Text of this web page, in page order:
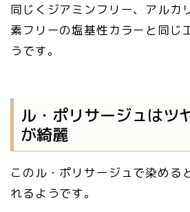
同じくジアミンフリー、アルカ
素フリーの塩基性カラーと同じ
うです。
ル・ポリサージュはツ
が綺麗
このル・ポリサージュで染める
れるようです。